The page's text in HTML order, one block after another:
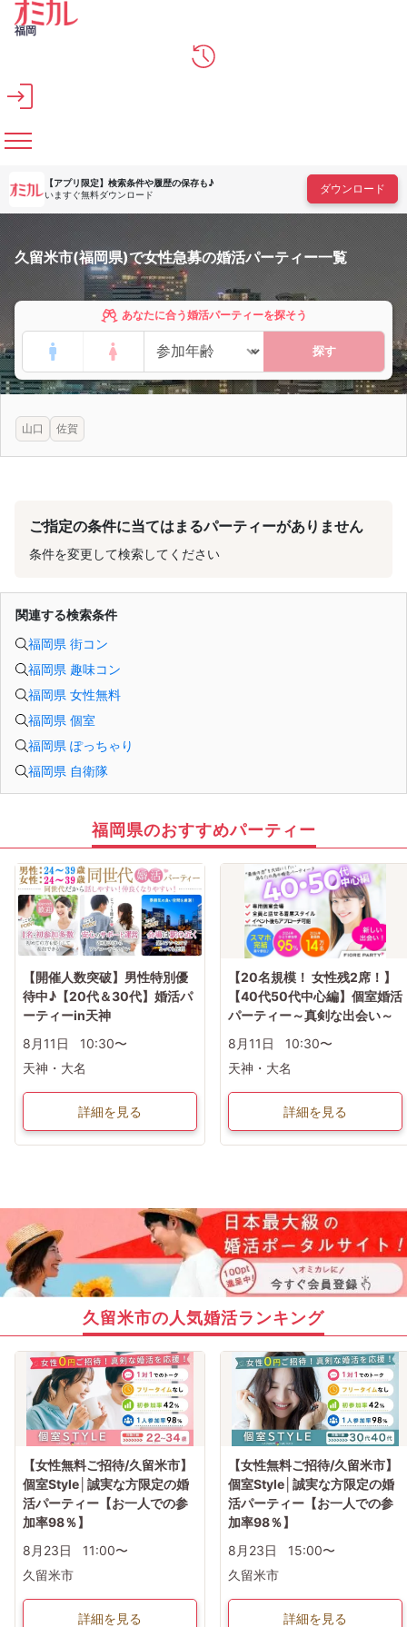
メインコンテンツへスキップ
福岡
【アプリ限定】 検索条件や履歴の保存も♪
いますぐ無料ダウンロード
ダウンロード
久留米市(福岡県)で女性急募の婚活パーティー一覧
あなたに合う婚活パーティーを探そう
探す
山口 佐賀
ご指定の条件に当てはまるパーティーがありません
条件を変更して検索してください
関連する検索条件
福岡県 街コン
福岡県 趣味コン
福岡県 女性無料
福岡県 個室
福岡県 ぽっちゃり
福岡県 自衛隊
福岡県のおすすめパーティー
【開催人数突破】男性特別優
待中♪【20代＆30代】婚活パ
ーティーin天神
8月11日
10:30〜
天神・大名
詳細を見る
【20名規模！ 女性残2席！】
【40代50代中心編】個室婚活
パーティー～真剣な出会い～
8月11日
10:30〜
天神・大名
詳細を見る
久留米市の人気婚活ランキング
【女性無料ご招待/久留米市】
個室Style│誠実な方限定の婚
活パーティー【お一人での参
加率98％】
8月23日
11:00〜
久留米市
詳細を見る
【女性無料ご招待/久留米市】
個室Style│誠実な方限定の婚
活パーティー【お一人での参
加率98％】
8月23日
15:00〜
久留米市
詳細を見る